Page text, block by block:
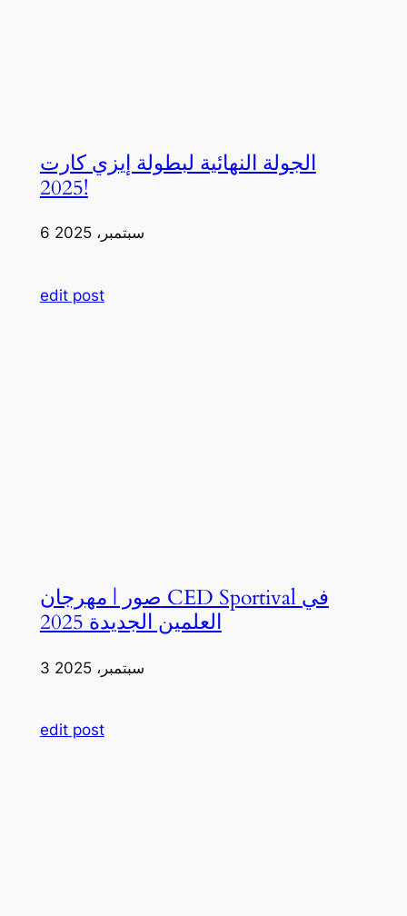
الجولة النهائية لبطولة إيزي كارت
2025!
6 سبتمبر، 2025
edit post
صور | مهرجان CED Sportival في
العلمين الجديدة 2025
3 سبتمبر، 2025
edit post